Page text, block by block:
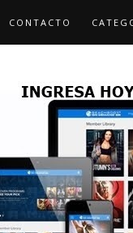
CONTACTO